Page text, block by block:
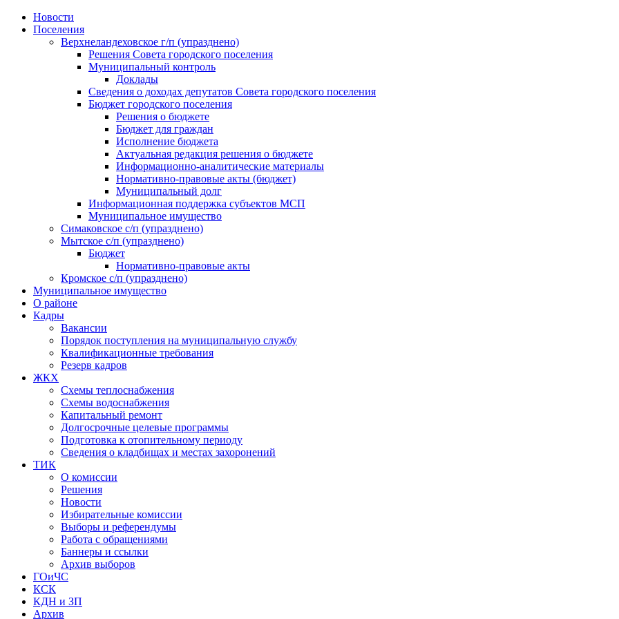
Skip
Новости
Поселения
Верхнеландеховское г/п (упразднено)
Решения Совета городского поселения
Муниципальный контроль
Доклады
Сведения о доходах депутатов Совета городского поселения
Бюджет городского поселения
Решения о бюджете
Бюджет для граждан
Исполнение бюджета
Актуальная редакция решения о бюджете
Информационно-аналитические материалы
Нормативно-правовые акты (бюджет)
Муниципальный долг
Информационная поддержка субъектов МСП
Муниципальное имущество
Симаковское с/п (упразднено)
Мытское с/п (упразднено)
Бюджет
Нормативно-правовые акты
Кромское с/п (упразднено)
Муниципальное имущество
О районе
Кадры
Вакансии
Порядок поступления на муниципальную службу
Квалификационные требования
Резерв кадров
ЖКХ
Схемы теплоснабжения
Схемы водоснабжения
Капитальный ремонт
Долгосрочные целевые программы
Подготовка к отопительному периоду
Сведения о кладбищах и местах захоронений
ТИК
О комиссии
Решения
Новости
Избирательные комиссии
Выборы и референдумы
Работа с обращениями
Баннеры и ссылки
Архив выборов
ГОиЧС
КСК
КДН и ЗП
Архив